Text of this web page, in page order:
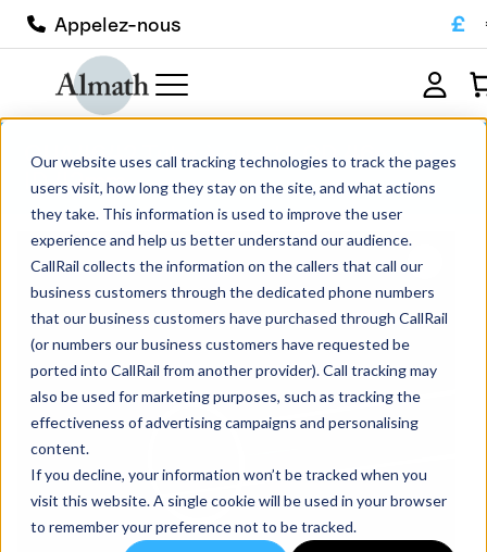
Our website uses call tracking technologies to track the pages
users visit, how long they stay on the site, and what actions
they take. This information is used to improve the user
experience and help us better understand our audience.
CallRail collects the information on the callers that call our
business customers through the dedicated phone numbers
that our business customers have purchased through CallRail
(or numbers our business customers have requested be
ported into CallRail from another provider). Call tracking may
also be used for marketing purposes, such as tracking the
effectiveness of advertising campaigns and personalising
content.
If you decline, your information won’t be tracked when you
visit this website. A single cookie will be used in your browser
to remember your preference not to be tracked.
Appelez-nous £
QUA4642 Tube à quartz OD 46mm x
ID 42mm